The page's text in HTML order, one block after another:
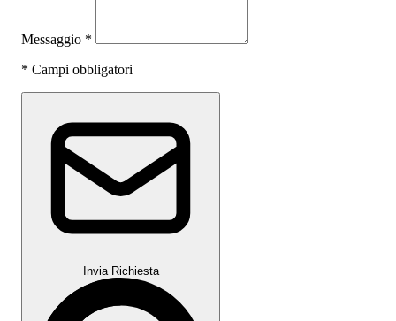
Messaggio *
* Campi obbligatori
Invia Richiesta